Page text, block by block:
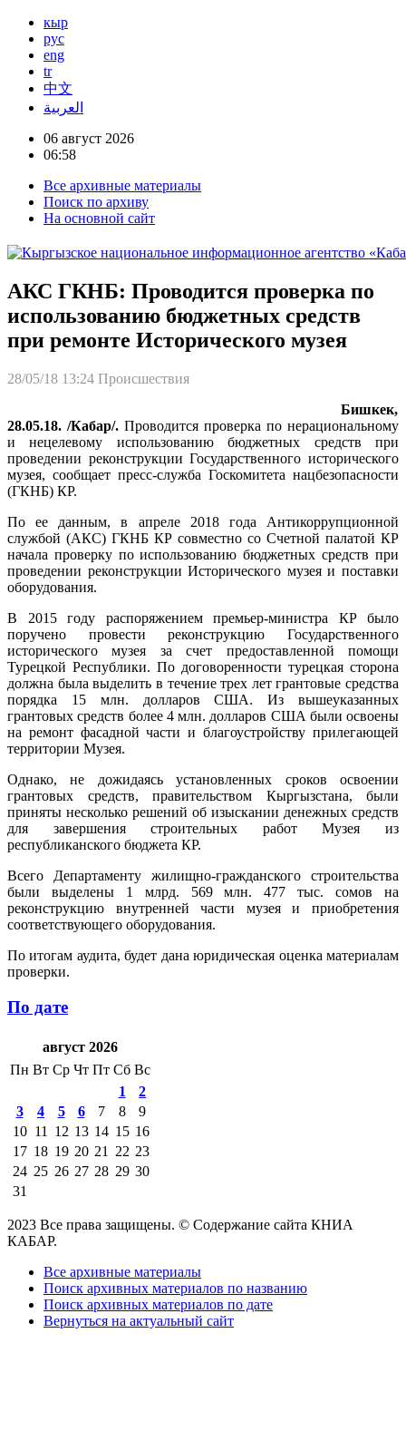
кыр
рус
eng
tr
中文
العربية
06 август 2026
06:58
Все архивные материалы
Поиск по архиву
На основной сайт
АКС ГКНБ: Проводится проверка по
использованию бюджетных средств
при ремонте Исторического музея
28/05/18 13:24 Происшествия
Бишкек,
28.05.18. /Кабар/. Проводится проверка по нерациональному
и нецелевому использованию бюджетных средств при
проведении реконструкции Государственного исторического
музея, сообщает пресс-служба Госкомитета нацбезопасности
(ГКНБ) КР.
По ее данным, в апреле 2018 года Антикоррупционной
службой (АКС) ГКНБ КР совместно со Счетной палатой КР
начала проверку по использованию бюджетных средств при
проведении реконструкции Исторического музея и поставки
оборудования.
В 2015 году распоряжением премьер-министра КР было
поручено провести реконструкцию Государственного
исторического музея за счет предоставленной помощи
Турецкой Республики. По договоренности турецкая сторона
должна была выделить в течение трех лет грантовые средства
порядка 15 млн. долларов США. Из вышеуказанных
грантовых средств более 4 млн. долларов США были освоены
на ремонт фасадной части и благоустройству прилегающей
территории Музея.
Однако, не дожидаясь установленных сроков освоении
грантовых средств, правительством Кыргызстана, были
приняты несколько решений об изыскании денежных средств
для завершения строительных работ Музея из
республиканского бюджета КР.
Всего Департаменту жилищно-гражданского строительства
были выделены 1 млрд. 569 млн. 477 тыс. сомов на
реконструкцию внутренней части музея и приобретения
соответствующего оборудования.
По итогам аудита, будет дана юридическая оценка материалам
проверки.
По дате
август 2026
Пн Вт Ср Чт Пт Сб Вс
1
2
3
4 5 6 7 8
9
10 11 12 13 14 15 16
17 18 19 20 21 22 23
24 25 26 27 28 29 30
31
2023 Все права защищены. © Содержание сайта КНИА
КАБАР.
Все архивные материалы
Поиск архивных материалов по названию
Поиск архивных материалов по дате
Вернуться на актуальный сайт